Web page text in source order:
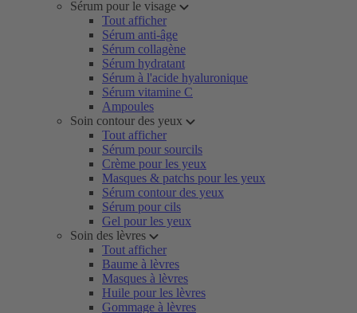
Sérum pour le visage
Tout afficher
Sérum anti-âge
Sérum collagène
Sérum hydratant
Sérum à l'acide hyaluronique
Sérum vitamine C
Ampoules
Soin contour des yeux
Tout afficher
Sérum pour sourcils
Crème pour les yeux
Masques & patchs pour les yeux
Sérum contour des yeux
Sérum pour cils
Gel pour les yeux
Soin des lèvres
Tout afficher
Baume à lèvres
Masques à lèvres
Huile pour les lèvres
Gommage à lèvres